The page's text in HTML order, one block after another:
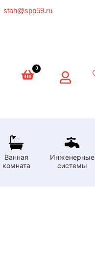
stah@spp59.ru
0
Ванная
комната
Инженерные
системы